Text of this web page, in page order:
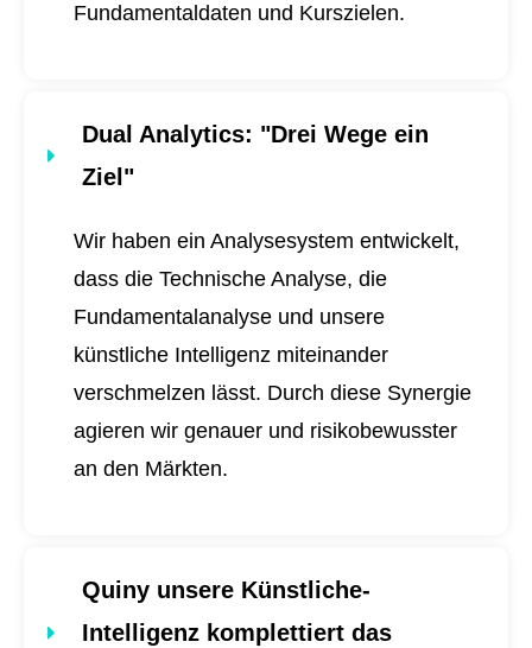
Fundamentaldaten und Kurszielen.
Dual Analytics: "Drei Wege ein
Ziel"
Wir haben ein Analysesystem entwickelt,
dass die Technische Analyse, die
Fundamentalanalyse und unsere
künstliche Intelligenz miteinander
verschmelzen lässt. Durch diese Synergie
agieren wir genauer und risikobewusster
an den Märkten.
Quiny unsere Künstliche-
Intelligenz komplettiert das